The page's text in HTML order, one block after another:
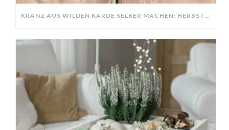
KRANZ AUS WILDEN KARDE SELBER MACHEN: HERBSTDEKO GANZ EINFACH